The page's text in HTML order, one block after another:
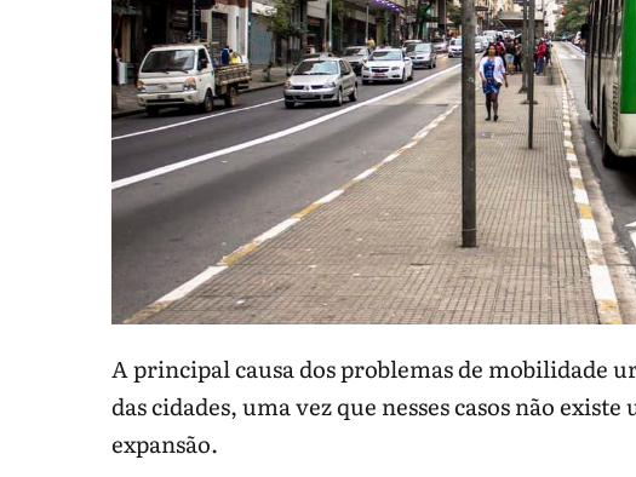
A principal causa dos problemas de mobilidade
das cidades, uma vez que nesses casos não
expansão.